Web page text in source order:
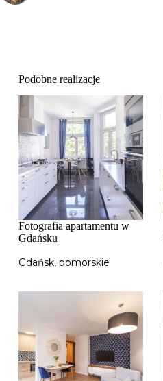
Podobne realizacje
Fotografia apartamentu w
Gdańsku
Gdańsk, pomorskie